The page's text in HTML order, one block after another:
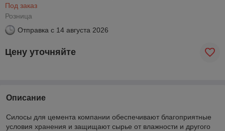
Под заказ
Розница
Отправка с 14 августа 2026
Цену уточняйте
Описание
Силосы для цемента компании обеспечивают благоприятные
условия хранения и защищают сырье от влажности и другого